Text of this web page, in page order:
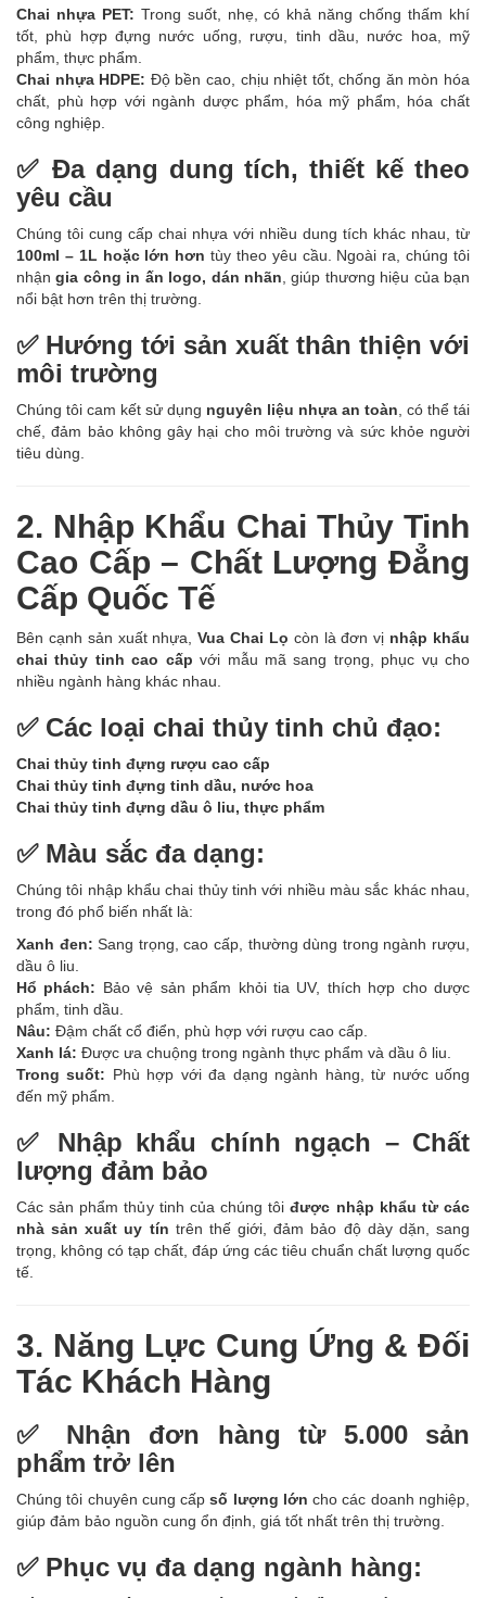
Chai nhựa PET: Trong suốt, nhẹ, có khả năng chống thấm khí
tốt, phù hợp đựng nước uống, rượu, tinh dầu, nước hoa, mỹ
phẩm, thực phẩm.
Chai nhựa HDPE: Độ bền cao, chịu nhiệt tốt, chống ăn mòn hóa
chất, phù hợp với ngành dược phẩm, hóa mỹ phẩm, hóa chất
công nghiệp.
✅ Đa dạng dung tích, thiết kế theo
yêu cầu
Chúng tôi cung cấp chai nhựa với nhiều dung tích khác nhau, từ
100ml – 1L hoặc lớn hơn tùy theo yêu cầu. Ngoài ra, chúng tôi
nhậngia công in ấn logo, dán nhãn, giúp thương hiệu của bạn
nổi bật hơn trên thị trường.
✅ Hướng tới sản xuất thân thiện với
môi trường
Chúng tôi cam kết sử dụng nguyên liệu nhựa an toàn, có thể tái
chế, đảm bảo không gây hại cho môi trường và sức khỏe người
tiêu dùng.
2. Nhập Khẩu Chai Thủy Tinh
Cao Cấp – Chất Lượng Đẳng
Cấp Quốc Tế
Bên cạnh sản xuất nhựa,Vua Chai Lọ còn là đơn vị nhập khẩu
chai thủy tinh cao cấp với mẫu mã sang trọng, phục vụ cho
nhiều ngành hàng khác nhau.
✅ Các loại chai thủy tinh chủ đạo:
Chai thủy tinh đựng rượu cao cấp
Chai thủy tinh đựng tinh dầu, nước hoa
Chai thủy tinh đựng dầu ô liu, thực phẩm
✅ Màu sắc đa dạng:
Chúng tôi nhập khẩu chai thủy tinh với nhiều màu sắc khác nhau,
trong đó phổ biến nhất là:
Xanh đen: Sang trọng, cao cấp, thường dùng trong ngành rượu,
dầu ô liu.
Hổ phách: Bảo vệ sản phẩm khỏi tia UV, thích hợp cho dược
phẩm, tinh dầu.
Nâu: Đậm chất cổ điển, phù hợp với rượu cao cấp.
Xanh lá: Được ưa chuộng trong ngành thực phẩm và dầu ô liu.
Trong suốt: Phù hợp với đa dạng ngành hàng, từ nước uống
đến mỹ phẩm.
✅ Nhập khẩu chính ngạch – Chất
lượng đảm bảo
Các sản phẩm thủy tinh của chúng tôiđược nhập khẩu từ các
nhà sản xuất uy tín trên thế giới, đảm bảo độ dày dặn, sang
trọng, không có tạp chất, đáp ứng các tiêu chuẩn chất lượng quốc
tế.
3. Năng Lực Cung Ứng & Đối
Tác Khách Hàng
✅ Nhận đơn hàng từ 5.000 sản
phẩm trở lên
Chúng tôi chuyên cung cấpsố lượng lớn cho các doanh nghiệp,
giúp đảm bảo nguồn cung ổn định, giá tốt nhất trên thị trường.
✅ Phục vụ đa dạng ngành hàng: